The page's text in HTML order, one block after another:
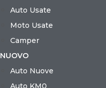
Auto Usate
Moto Usate
Camper
NUOVO
Auto Nuove
Auto KM0